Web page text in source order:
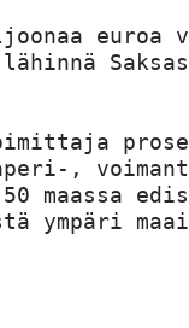
euroa
,
maassa
ympäri